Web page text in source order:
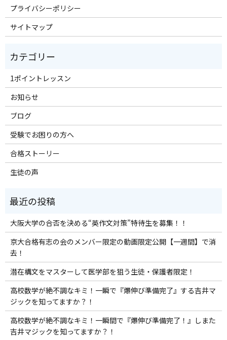
プライバシーポリシー
サイトマップ
1ポイントレッスン
お知らせ
ブログ
受験でお困りの方へ
合格ストーリー
生徒の声
大阪大学の合否を決める“英作文対策”特待生を募集！！
京大合格有志の会のメンバー限定の動画限定公開【一週間】で消
去！
潜在構文をマスターして医学部を狙う生徒・保護者限定！
高校数学が絶不調なキミ！一瞬で『爆伸び準備完了』する吉井マ
ジックを知ってますか？！
高校数学が絶不調なキミ！一瞬間で『爆伸び準備完了！』しまた
吉井マジックを知ってますか？！